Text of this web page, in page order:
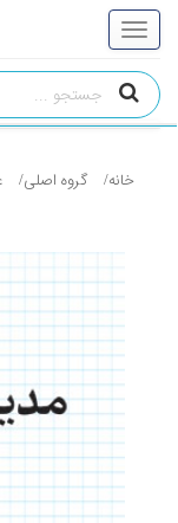
خانه گروه اصلی